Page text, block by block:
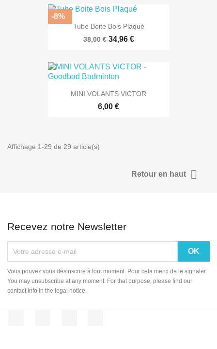
Tube Boite Bois Plaqué
38,00 € 34,96 €
-8%
MINI VOLANTS VICTOR
6,00 €
Affichage 1-29 de 29 article(s)
Retour en haut 
Recevez notre Newsletter
Vous pouvez vous désinscrire à tout moment. Pour cela merci de le signaler.
You may unsubscribe at any moment. For that purpose, please find our
contact info in the legal notice.